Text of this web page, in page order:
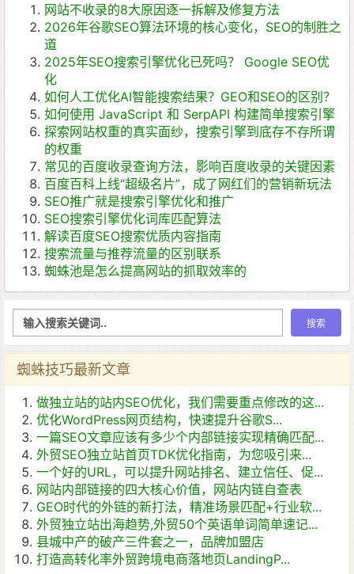
网站不收录的8大原因逐一拆解及修复方法
2026年谷歌SEO算法环境的核心变化，SEO的制胜之
道
2025年SEO搜索引擎优化已死吗？ Google SEO优
化
如何人工优化AI智能搜索结果？GEO和SEO的区别？
如何使用 JavaScript 和 SerpAPI 构建简单搜索引擎
探索网站权重的真实面纱，搜索引擎到底存不存所谓
的权重
常见的百度收录查询方法，影响百度收录的关键因素
百度百科上线“超级名片”，成了网红们的营销新玩法
SEO推广就是搜索引擎优化和推广
SEO搜索引擎优化词库匹配算法
解读百度SEO搜索优质内容指南
搜索流量与推荐流量的区别联系
蜘蛛池是怎么提高网站的抓取效率的
蜘蛛技巧最新文章
做独立站的站内SEO优化，我们需要重点修改的这...
优化WordPress网页结构，快速提升谷歌S...
一篇SEO文章应该有多少个内部链接实现精确匹配...
外贸SEO独立站首页TDK优化指南，为您吸引来...
一个好的URL，可以提升网站排名、建立信任、促...
网站内部链接的四大核心价值，网站内链自查表
GEO时代的外链的新打法，精准场景匹配+行业软...
外贸独立站出海趋势,外贸50个英语单词简单速记...
县城中产的破产三件套之一，品牌加盟店
打造高转化率外贸跨境电商落地页LandingP...